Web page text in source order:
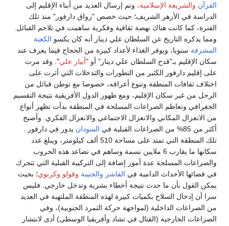
القرآن والشريعة الإسلامية، وتم إرسال العديد من أبناء الإقليم إلى
الدراسة في الأزهر الشريف؛ حيث خصص "رواق دارفور" منذ تلك
الفترة، كما كانت هناك نهضة ثقافية وفكرية ساهمت في تلاحم القبائل.
ومما يذكره التاريخ عن السلطان علي دينار أنه كان يكسو الكعبة
المشرفة سنويا، ويوفر الغذاء لأعداد كبيرة من الحجاج فيما يعرف عند
سكان الإقليم بـ"قدح السلطان علي دينار" أو "أبيار علي". وقد مرت
على إقليم دارفور الكثير من التطورات والتدخلات التي أثرت على
اختلاف ثقافات المنطقة وتنوع أعراقه، خصوصا مع توطن قبائل من
الرحل من غير سكان الإقليم، ومع ظهور الدول الأفريقية نتيجة التقسيم
الجغرافي وتعاظم الصراعات المسلحة في المنطقة بدأت تظهر أنواع
من الانعزال المكاني والانعزال الاجتماعي والانعزال الفكري. وأصبح
أكثر من 85% من الصراعات القبلية في
السودان يدور في دارفور..
تلك المنطقة التي تمتد على مساحة 510 ألف كيلومتر، ويبلغ عدد
سكانها ما يقارب 6 ملايين نسمة وساهم في تصاعد هذه الحروب
والصراعات المسلحة عدة أمور إضافة إلى التركيبة القبلية التي تتحرك
في فضائها الأحداث الدامية في الفاشر والجنينة وقولو وكرنوي؛ بحيث
يمكن القول بأن ما حدث نتيجة أخطاء بشرية وتدخل خارجي. فليس
سرا أن إدخال السلاح بكميات كبيرة لهذه المنطقة الملتهبة في العديد
من الصراعات الداخلية (لمواجهة حركة التمرد الجنوبية)، وفي
الصراعات الخارجية (القتال في تشاد وأفريقيا الوسطى) أدى لانتشار